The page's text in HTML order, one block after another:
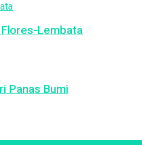
Lembata
Panas Bumi